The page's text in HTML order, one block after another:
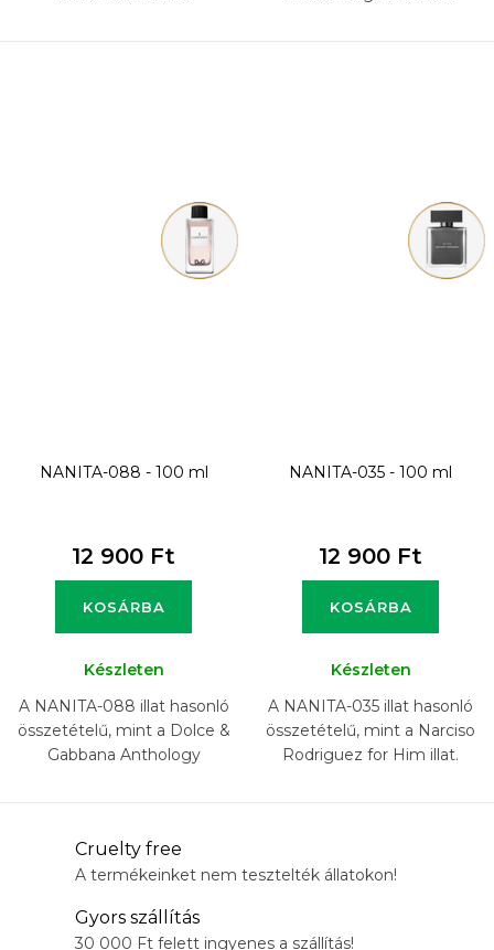
NANITA-088 - 100 ml
12 900 Ft
KOSÁRBA
Készleten
A NANITA-088 illat hasonló
összetételű, mint a Dolce &
Gabbana Anthology
NANITA-035 - 100 ml
12 900 Ft
KOSÁRBA
Készleten
A NANITA-035 illat hasonló
összetételű, mint a Narciso
Rodriguez for Him illat.
Cruelty free
A termékeinket nem tesztelték állatokon!
Gyors szállítás
30 000 Ft felett ingyenes a szállítás!